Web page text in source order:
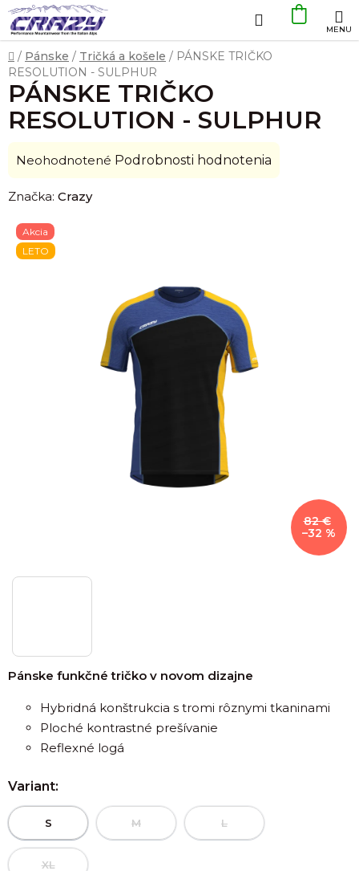
Prejsť
na
obsah
Hľadať
KOŠÍK
Domov
/ Pánske / Tričká a košele / PÁNSKE TRIČKO
RESOLUTION - SULPHUR
Pánske funkčné tričko v novom dizajne
Hybridná konštrukcia s tromi rôznymi tkaninami
Ploché kontrastné prešívanie
Reflexné logá
Variant:
S M L
XL
PÁNSKE TRIČKO
RESOLUTION - SULPHUR
Priemerné
produktu
0,0
z
Neohodnotené Podrobnosti hodnotenia
Značka: Crazy
Akcia
LETO
82 €
–32 %